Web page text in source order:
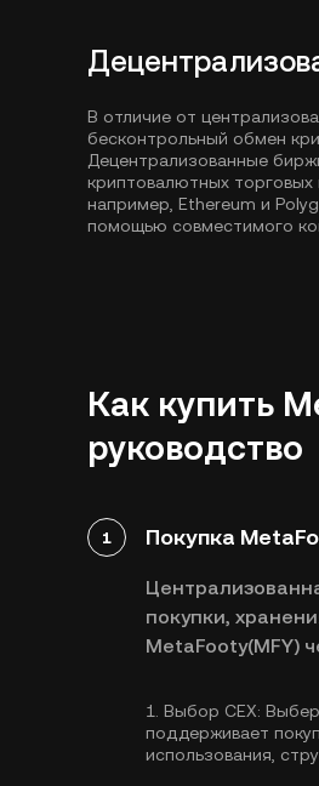
В отличие от
бесконтрольный обмен
Децентрализованные
криптовалютных торговых
например, Ethereum и
помощью совместимого
Как купить
руководство
1 Покупка
покупки,
MetaFooty(MFY)
1. Выбор CEX:
поддерживает
использования,